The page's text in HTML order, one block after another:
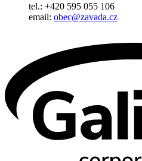
tel.: +420 595 055 106
email: obec@zavada.cz